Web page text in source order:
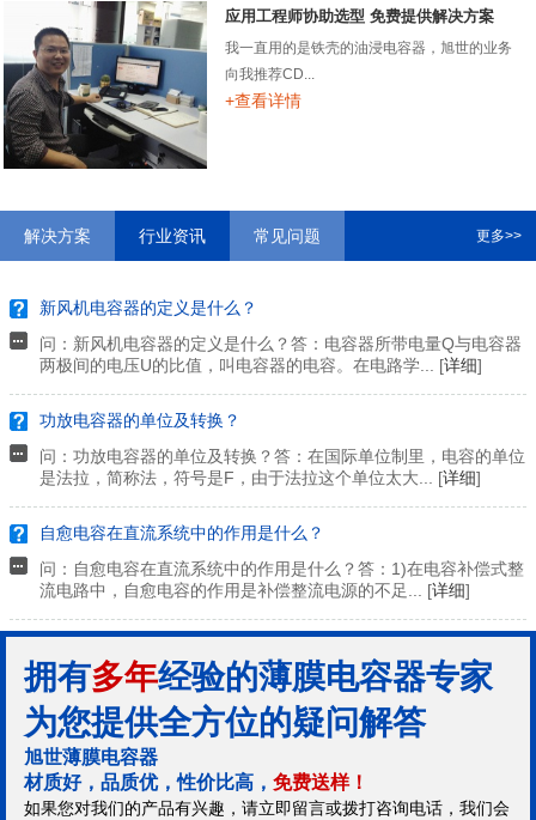
应用工程师协助选型 免费提供解决方案
我一直用的是铁壳的油浸电容器，旭世的业务
向我推荐CD...
+查看详情
解决方案 行业资讯 常见问题 更多>>
新风机电容器的定义是什么？
问：新风机电容器的定义是什么？答：电容器所带电量Q与电容器
两极间的电压U的比值，叫电容器的电容。在电路学... [详细]
功放电容器的单位及转换？
问：功放电容器的单位及转换？答：在国际单位制里，电容的单位
是法拉，简称法，符号是F，由于法拉这个单位太大... [详细]
自愈电容在直流系统中的作用是什么？
问：自愈电容在直流系统中的作用是什么？答：1)在电容补偿式整
流电路中，自愈电容的作用是补偿整流电源的不足... [详细]
拥有多年经验的薄膜电容器专家
为您提供全方位的疑问解答
旭世薄膜电容器
材质好，品质优，性价比高， 免费送样！
如果您对我们的产品有兴趣，请立即留言或拨打咨询电话，我们会